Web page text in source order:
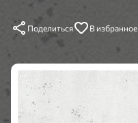
Поделиться В избранное